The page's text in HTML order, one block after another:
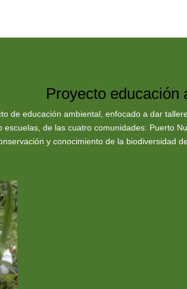
Proyecto educación
de educación ambiental, enfocado a dar
de las cuatro comunidades: Puerto
y conocimiento de la biodiversidad